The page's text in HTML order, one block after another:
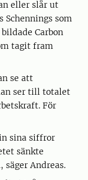
eller slår ut
Schennings som
Carbon
tagit fram
se att
ser till totalet
För
sina siffror
sänkte
Andreas.